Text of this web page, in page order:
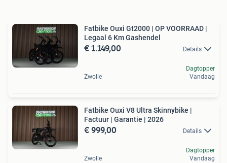
Fatbike Ouxi Gt2000 | OP VOORRAAD |
Legaal 6 Km Gashendel
€ 1.149,00 Details
Zwolle
Dagtopper
Vandaag
Fatbike Ouxi V8 Ultra Skinnybike |
Factuur | Garantie | 2026
€ 999,00 Details
Zwolle
Dagtopper
Vandaag